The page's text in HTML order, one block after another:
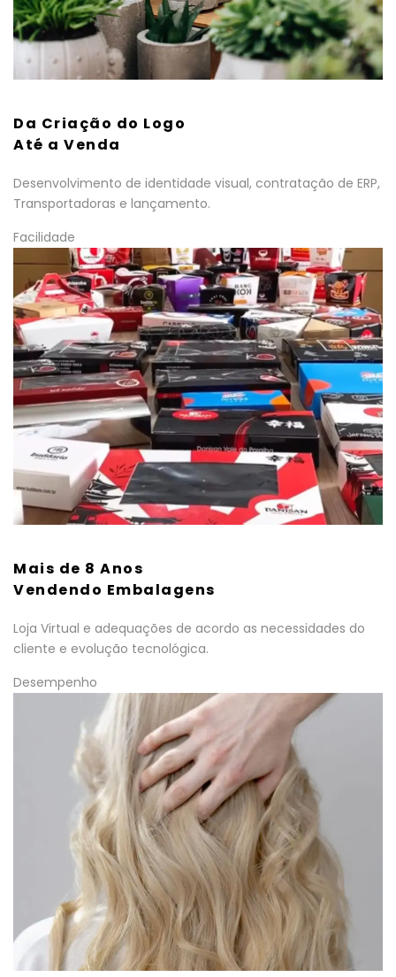
Da Criação do Logo
Até a Venda
Desenvolvimento de identidade visual, contratação de ERP,
Transportadoras e lançamento.
Facilidade
Mais de 8 Anos
Vendendo Embalagens
Loja Virtual e adequações de acordo as necessidades do
cliente e evolução tecnológica.
Desempenho